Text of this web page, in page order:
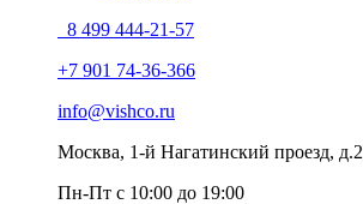
8 499 444-21-57
+7 901 74-36-366
info@vishco.ru
Москва, 1-й Нагатинский проезд, д.2
Пн-Пт с 10:00 до 19:00